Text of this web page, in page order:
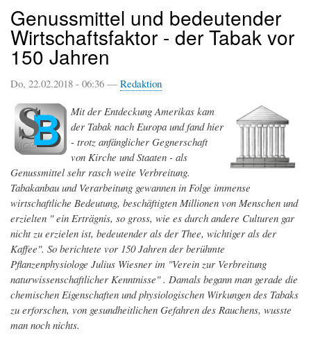
Genussmittel und bedeutender
Wirtschaftsfaktor - der Tabak vor
150 Jahren
Do, 22.02.2018 - 06:36 — Redaktion
Mit der Entdeckung Amerikas kam
der Tabak nach Europa und fand hier
- trotz anfänglicher Gegnerschaft
von Kirche und Staaten - als
Genussmittel sehr rasch weite Verbreitung.
Tabakanbau und Verarbeitung gewannen in Folge immense
wirtschaftliche Bedeutung, beschäftigten Millionen von Menschen und
erzielten " ein Erträgnis, so gross, wie es durch andere Culturen gar
nicht zu erzielen ist, bedeutender als der Thee, wichtiger als der
Kaffee". So berichtete vor 150 Jahren der berühmte
Pflanzenphysiologe Julius Wiesner im "Verein zur Verbreitung
naturwissenschaftlicher Kenntnisse" . Damals begann man gerade die
chemischen Eigenschaften und physiologischen Wirkungen des Tabaks
zu erforschen, von gesundheitlichen Gefahren des Rauchens, wusste
man noch nichts.